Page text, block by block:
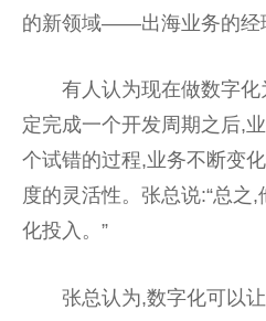
的新领域——出海业务的经
有人认为现在做数字
定完成一个开发周期之后,
个试错的过程,业务不断变
度的灵活性。张总说:“总之
化投入。”
张总认为,数字化可以